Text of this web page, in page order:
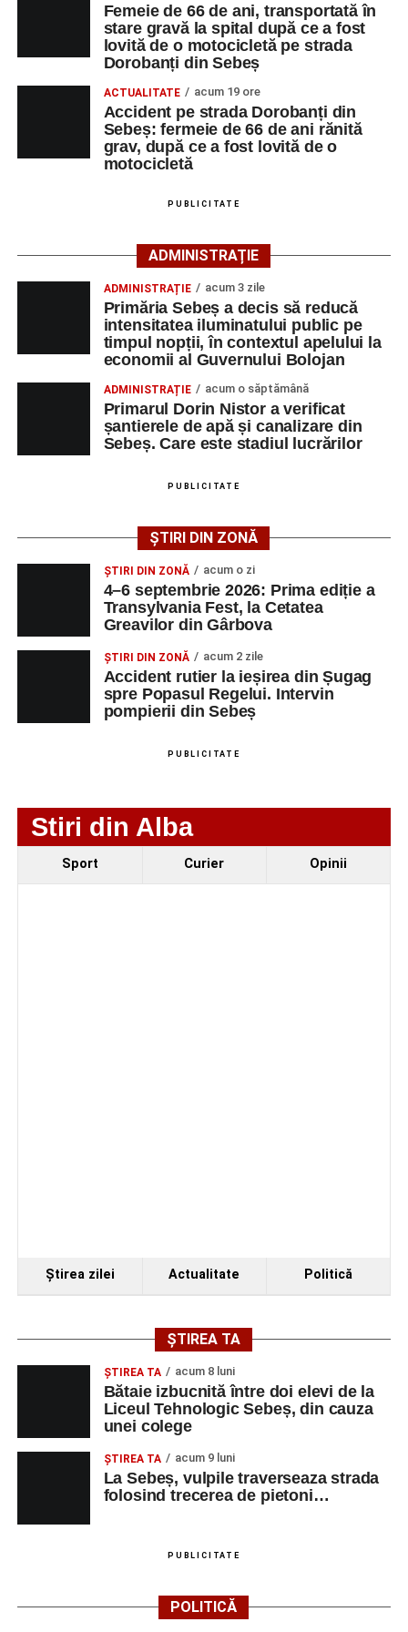
Accident pe strada Dorobanți din Sebeș: fermeie
de 66 de ani rănită grav, după ce a fost lovită de o
motocicletă
4–6 septembrie 2026: Prima ediție a Transylvania
Fest, la Cetatea Greavilor din Gârbova
La locul accidentului intervine Detașamentul de Pompieri
Sebeș, cu o autospecială de stingere cu apă și spumă și
un echipaj de Terapie Intensivă Mobilă, pentru acordarea
primului ajutor medical și asigurarea măsurilor specifice.
Polițiștii s-au deplasat la fața locului pentru efectuarea
cercetărilor și stabilirea împrejurărilor exacte în care s-a
produs accidentul. De asemenea, aceștia acționează
66 ani, va fi transportată la UPU Alba Iulia”
Adaugă-ne ca sursă preferată
Urmărește-ne pe Google News
Ultimele știri din Sebeș
Femeie de 66 de ani, transportată în stare gravă la
strada Dorobanți din Sebeș
Accident pe strada Dorobanți din Sebeș: fermeie
de 66 de ani rănită grav, după ce a fost lovită de o
motocicletă
4–6 septembrie 2026: Prima ediție a Transylvania
Fest, la Cetatea Greavilor din Gârbova
Femeie de 66 de ani, transportată în
stare gravă la spital după ce a fost
lovită de o motocicletă pe strada
Dorobanți din Sebeș
ACTUALITATE acum 19 ore
Accident pe strada Dorobanți din
Sebeș: fermeie de 66 de ani rănită
grav, după ce a fost lovită de o
motocicletă
PUBLICITATE
ADMINISTRAȚIE
ADMINISTRAȚIE acum 3 zile
Primăria Sebeș a decis să reducă
intensitatea iluminatului public pe
timpul nopții, în contextul apelului la
economii al Guvernului Bolojan
ADMINISTRAȚIE acum o săptămână
Primarul Dorin Nistor a verificat
șantierele de apă și canalizare din
Sebeș. Care este stadiul lucrărilor
PUBLICITATE
ȘTIRI DIN ZONĂ
ȘTIRI DIN ZONĂ acum o zi
4–6 septembrie 2026: Prima ediție a
Transylvania Fest, la Cetatea
Greavilor din Gârbova
ȘTIRI DIN ZONĂ acum 2 zile
Accident rutier la ieșirea din Șugag
spre Popasul Regelui. Intervin
pompierii din Sebeș
PUBLICITATE
Stiri din Alba
Sport Curier Opinii
Ştirea zilei Actualitate Politică
ȘTIREA TA
ŞTIREA TA acum 8 luni
Bătaie izbucnită între doi elevi de la
Liceul Tehnologic Sebeș, din cauza
unei colege
ŞTIREA TA acum 9 luni
La Sebeș, vulpile traverseaza strada
folosind trecerea de pietoni…
PUBLICITATE
POLITICĂ